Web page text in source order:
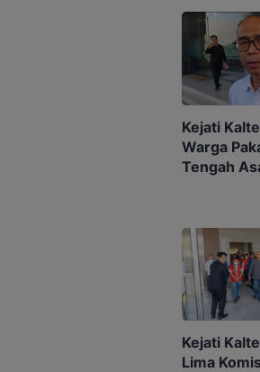
Kejati
Warga
Tengah
Kejati
Lima